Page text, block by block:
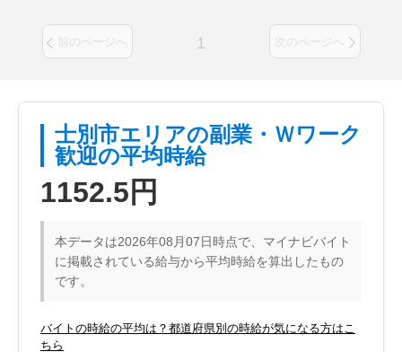
前のページへ 1 次のページへ
士別市エリアの副業・Ｗワーク
歓迎の平均時給
1152.5円
本データは2026年08月07日時点で、マイナビバイト
に掲載されている給与から平均時給を算出したもの
です。
バイトの時給の平均は？都道府県別の時給が気になる方はこ
ちら